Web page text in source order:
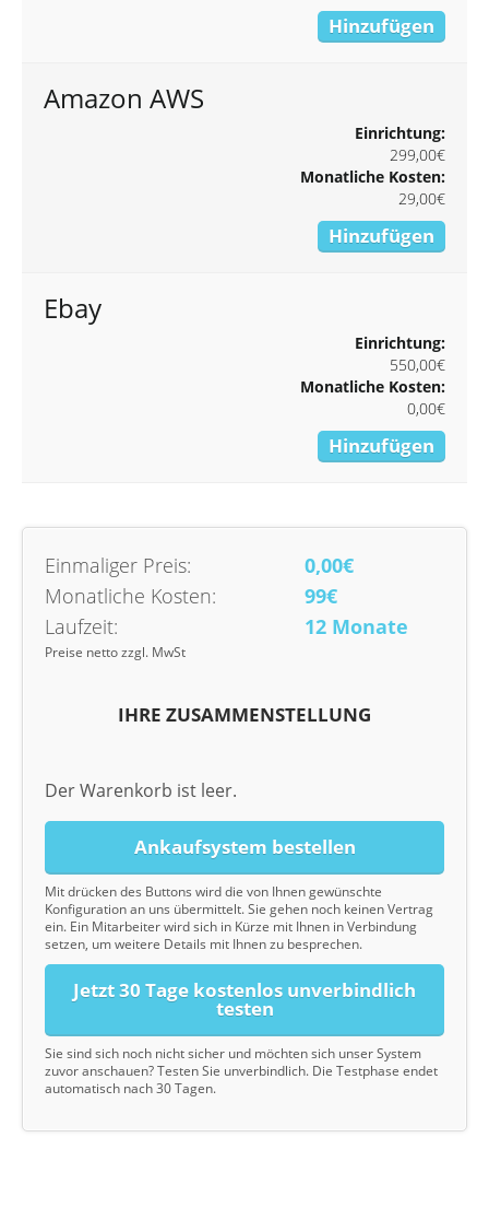
Hinzufügen
Amazon AWS
Einrichtung:
299,00€
Monatliche Kosten:
29,00€
Hinzufügen
Ebay
Einrichtung:
550,00€
Monatliche Kosten:
0,00€
Hinzufügen
Einmaliger Preis:
0,00€
Monatliche Kosten:
99€
Laufzeit:
12 Monate
Preise netto zzgl. MwSt
IHRE ZUSAMMENSTELLUNG
Der Warenkorb ist leer.
Ankaufsystem bestellen
Mit drücken des Buttons wird die von Ihnen gewünschte
Konfiguration an uns übermittelt. Sie gehen noch keinen Vertrag
ein. Ein Mitarbeiter wird sich in Kürze mit Ihnen in Verbindung
setzen, um weitere Details mit Ihnen zu besprechen.
Jetzt 30 Tage kostenlos unverbindlich
testen
Sie sind sich noch nicht sicher und möchten sich unser System
zuvor anschauen? Testen Sie unverbindlich. Die Testphase endet
automatisch nach 30 Tagen.